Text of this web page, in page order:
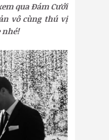
qua Đám Cưới
vô cùng thú vị
nhé!